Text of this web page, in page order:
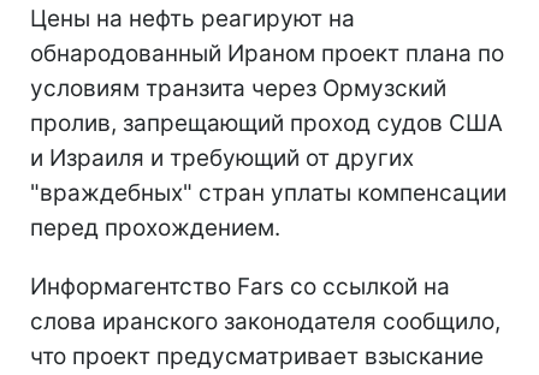
Цены на нефть реагируют на
обнародованный Ираном проект плана по
условиям транзита через Ормузский
пролив, запрещающий проход судов США
и Израиля и требующий от других
"враждебных" стран уплаты компенсации
перед прохождением.
Информагентство Fars со ссылкой на
слова иранского законодателя сообщило,
что проект предусматривает взыскание